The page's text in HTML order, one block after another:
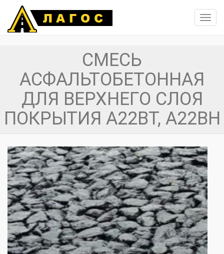
СМЕСЬ
АСФАЛЬТОБЕТОННАЯ
ДЛЯ ВЕРХНЕГО СЛОЯ
ПОКРЫТИЯ А22ВТ, А22ВН